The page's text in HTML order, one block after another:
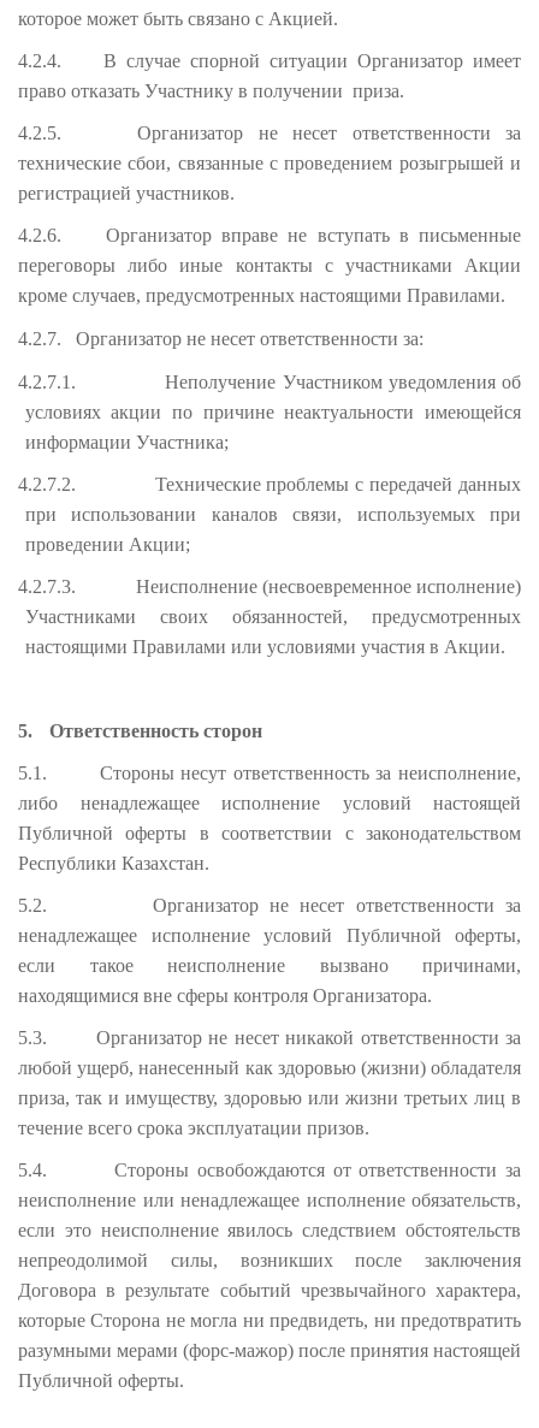
которое может быть связано с Акцией.
4.2.4.
В случае спорной ситуации Организатор имеет
право отказать Участнику в получении приза.
4.2.5.
Организатор не несет ответственности за
технические сбои, связанные с проведением розыгрышей и
регистрацией участников.
4.2.6.
Организатор вправе не вступать в письменные
переговоры либо иные контакты с участниками Акции
кроме случаев, предусмотренных настоящими Правилами.
4.2.7. Организатор не несет ответственности за:
4.2.7.1.
Неполучение Участником уведомления об
условиях акции по причине неактуальности имеющейся
информации Участника;
4.2.7.2.
Технические проблемы с передачей данных
при использовании каналов связи, используемых при
проведении Акции;
4.2.7.3.
Неисполнение (несвоевременное исполнение)
Участниками своих обязанностей, предусмотренных
настоящими Правилами или условиями участия в Акции.
5. Ответственность сторон
5.1.
Стороны несут ответственность за неисполнение,
либо ненадлежащее исполнение условий настоящей
Публичной оферты в соответствии с законодательством
Республики Казахстан.
5.2.
Организатор не несет ответственности за
ненадлежащее исполнение условий Публичной оферты,
если такое неисполнение вызвано причинами,
находящимися вне сферы контроля Организатора.
5.3.
Организатор не несет никакой ответственности за
любой ущерб, нанесенный как здоровью (жизни) обладателя
приза, так и имуществу, здоровью или жизни третьих лиц в
течение всего срока эксплуатации призов.
5.4.
Стороны освобождаются от ответственности за
неисполнение или ненадлежащее исполнение обязательств,
если это неисполнение явилось следствием обстоятельств
непреодолимой силы, возникших после заключения
Договора в результате событий чрезвычайного характера,
которые Сторона не могла ни предвидеть, ни предотвратить
разумными мерами (форс-мажор) после принятия настоящей
Публичной оферты.